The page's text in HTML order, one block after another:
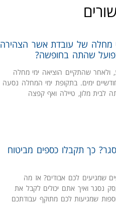
מחלה של עובדת אשר הצהירה
שהתה בחופשה?
ולאחר שהתקיים הוציאה ימי מחלה
ימים. בתקופת ימי המחלה נסעה
מלון, טיילה ואף קפצה
כך תקבלו כספים מביטוח
שמגיעים לכם אבודים? אז מה
נסגר ואיך אתם יכולים לקבל את
שמגיעות לכם מתוקף עבודתכם